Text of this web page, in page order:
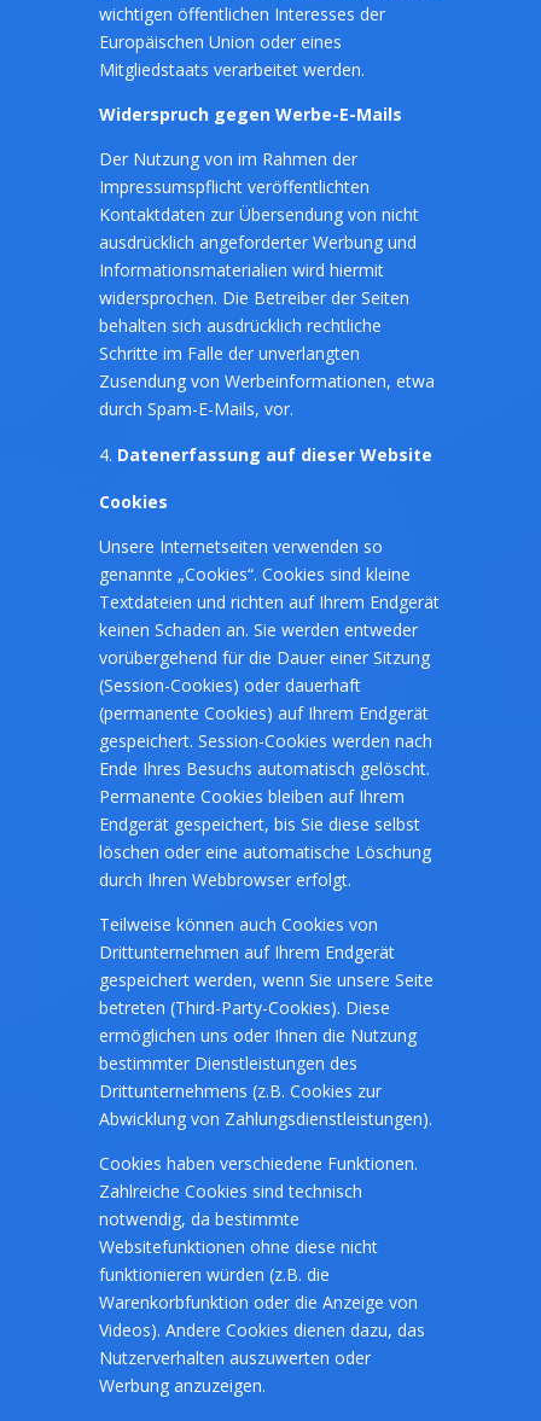
wichtigen öffentlichen Interesses der
Europäischen Union oder eines
Mitgliedstaats verarbeitet werden.
Widerspruch gegen Werbe-E-Mails
Der Nutzung von im Rahmen der
Impressumspflicht veröffentlichten
Kontaktdaten zur Übersendung von nicht
ausdrücklich angeforderter Werbung und
Informationsmaterialien wird hiermit
widersprochen. Die Betreiber der Seiten
behalten sich ausdrücklich rechtliche
Schritte im Falle der unverlangten
Zusendung von Werbeinformationen, etwa
durch Spam-E-Mails, vor.
Datenerfassung auf dieser Website
Cookies
Unsere Internetseiten verwenden so
genannte „Cookies“. Cookies sind kleine
Textdateien und richten auf Ihrem Endgerät
keinen Schaden an. Sie werden entweder
vorübergehend für die Dauer einer Sitzung
(Session-Cookies) oder dauerhaft
(permanente Cookies) auf Ihrem Endgerät
gespeichert. Session-Cookies werden nach
Ende Ihres Besuchs automatisch gelöscht.
Permanente Cookies bleiben auf Ihrem
Endgerät gespeichert, bis Sie diese selbst
löschen oder eine automatische Löschung
durch Ihren Webbrowser erfolgt.
Teilweise können auch Cookies von
Drittunternehmen auf Ihrem Endgerät
gespeichert werden, wenn Sie unsere Seite
betreten (Third-Party-Cookies). Diese
ermöglichen uns oder Ihnen die Nutzung
bestimmter Dienstleistungen des
Drittunternehmens (z.B. Cookies zur
Abwicklung von Zahlungsdienstleistungen).
Cookies haben verschiedene Funktionen.
Zahlreiche Cookies sind technisch
notwendig, da bestimmte
Websitefunktionen ohne diese nicht
funktionieren würden (z.B. die
Warenkorbfunktion oder die Anzeige von
Videos). Andere Cookies dienen dazu, das
Nutzerverhalten auszuwerten oder
Werbung anzuzeigen.